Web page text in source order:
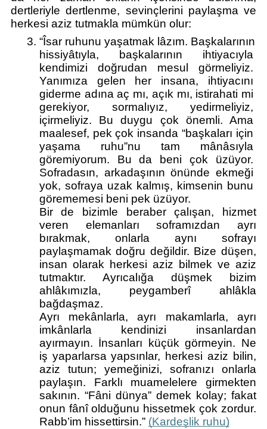
dertleriyle dertlenme, sevinçlerini paylaşma ve
herkesi aziz tutmakla mümkün olur:
“Îsar ruhunu yaşatmak lâzım. Başkalarının
hissiyâtıyla, başkalarının ihtiyacıyla
kendimizi doğrudan mesul görmeliyiz.
Yanımıza gelen her insana, ihtiyacını
giderme adına aç mı, açık mı, istirahati mi
gerekiyor, sormalıyız, yedirmeliyiz,
içirmeliyiz. Bu duygu çok önemli. Ama
maalesef, pek çok insanda “başkaları için
yaşama ruhu”nu tam mânâsıyla
göremiyorum. Bu da beni çok üzüyor.
Sofradasın, arkadaşının önünde ekmeği
yok, sofraya uzak kalmış, kimsenin bunu
görememesi beni pek üzüyor.
Bir de bizimle beraber çalışan, hizmet
veren elemanları soframızdan ayrı
bırakmak, onlarla aynı sofrayı
paylaşmamak doğru değildir. Bize düşen,
insan olarak herkesi aziz bilmek ve aziz
tutmaktır. Ayrıcalığa düşmek bizim
ahlâkımızla, peygamberî ahlâkla
bağdaşmaz.
Ayrı mekânlarla, ayrı makamlarla, ayrı
imkânlarla kendinizi insanlardan
ayırmayın. İnsanları küçük görmeyin. Ne
iş yaparlarsa yapsınlar, herkesi aziz bilin,
aziz tutun; yemeğinizi, sofranızı onlarla
paylaşın. Farklı muamelelere girmekten
sakının. “Fâni dünya” demek kolay; fakat
onun fânî olduğunu hissetmek çok zordur.
Rabb’im hissettirsin.” (Kardeşlik ruhu)